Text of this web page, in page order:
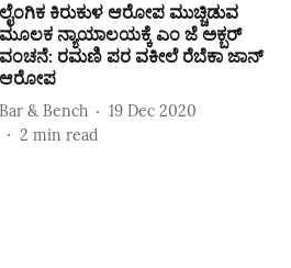
ಲೈಂಗಿಕ ಕಿರುಕುಳ ಆರೋಪ ಮುಚ್ಚಿಡುವ
ಮೂಲಕ ನ್ಯಾಯಾಲಯಕ್ಕೆ ಎಂ ಜೆ ಅಕ್ಬರ್‌
ವಂಚನೆ: ರಮಣಿ ಪರ ವಕೀಲೆ ರೆಬೆಕಾ ಜಾನ್‌
ಆರೋಪ
Bar & Bench
19 Dec 2020
2 min read